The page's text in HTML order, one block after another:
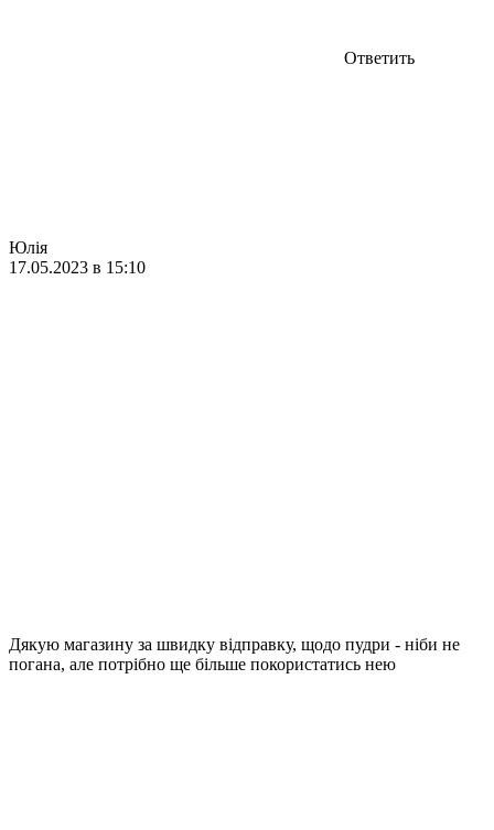
Ответить
Юлія
17.05.2023 в 15:10
Дякую магазину за швидку відправку, щодо пудри - ніби не
погана, але потрібно ще більше покористатись нею